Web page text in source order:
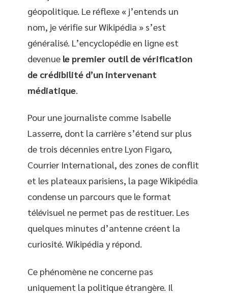
géopolitique. Le réflexe « j’entends un
nom, je vérifie sur Wikipédia » s’est
généralisé. L’encyclopédie en ligne est
devenue le premier outil de vérification
de crédibilité d’un intervenant
médiatique.
Pour une journaliste comme Isabelle
Lasserre, dont la carrière s’étend sur plus
de trois décennies entre Lyon Figaro,
Courrier International, des zones de conflit
et les plateaux parisiens, la page Wikipédia
condense un parcours que le format
télévisuel ne permet pas de restituer. Les
quelques minutes d’antenne créent la
curiosité. Wikipédia y répond.
Ce phénomène ne concerne pas
uniquement la politique étrangère. Il